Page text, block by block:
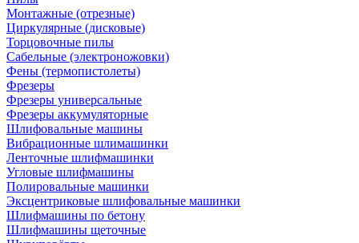
Монтажные (отрезные)
Циркулярные (дисковые)
Торцовочные пилы
Сабельные (электроножовки)
Фены (термопистолеты)
Фрезеры
Фрезеры универсальные
Фрезеры аккумуляторные
Шлифовальные машины
Вибрационные шлимашинки
Ленточные шлифмашинки
Угловые шлифмашины
Полировальные машинки
Эксцентриковые шлифовальные машинки
Шлифмашины по бетону
Шлифмашины щеточные